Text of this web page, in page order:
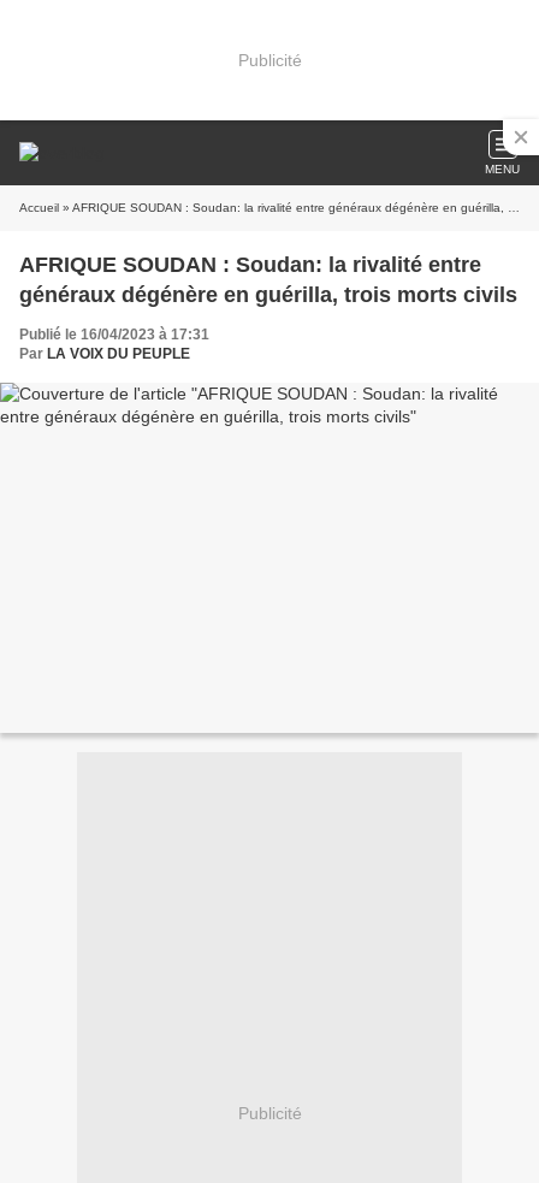
Publicité
MENU
Accueil » AFRIQUE SOUDAN : Soudan: la rivalité entre généraux dégénère en guérilla, trois morts civils
AFRIQUE SOUDAN : Soudan: la rivalité entre
généraux dégénère en guérilla, trois morts civils
Publié le 16/04/2023 à 17:31
Par LA VOIX DU PEUPLE
Publicité